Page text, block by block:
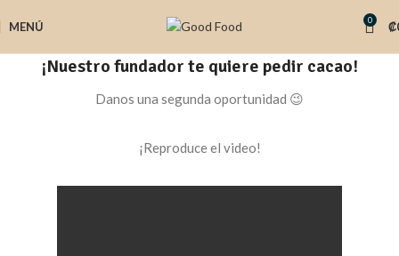
MENÚ 0 ₡
¡Nuestro fundador te quiere pedir cacao!
Danos una segunda oportunidad 😉
¡Reproduce el video!